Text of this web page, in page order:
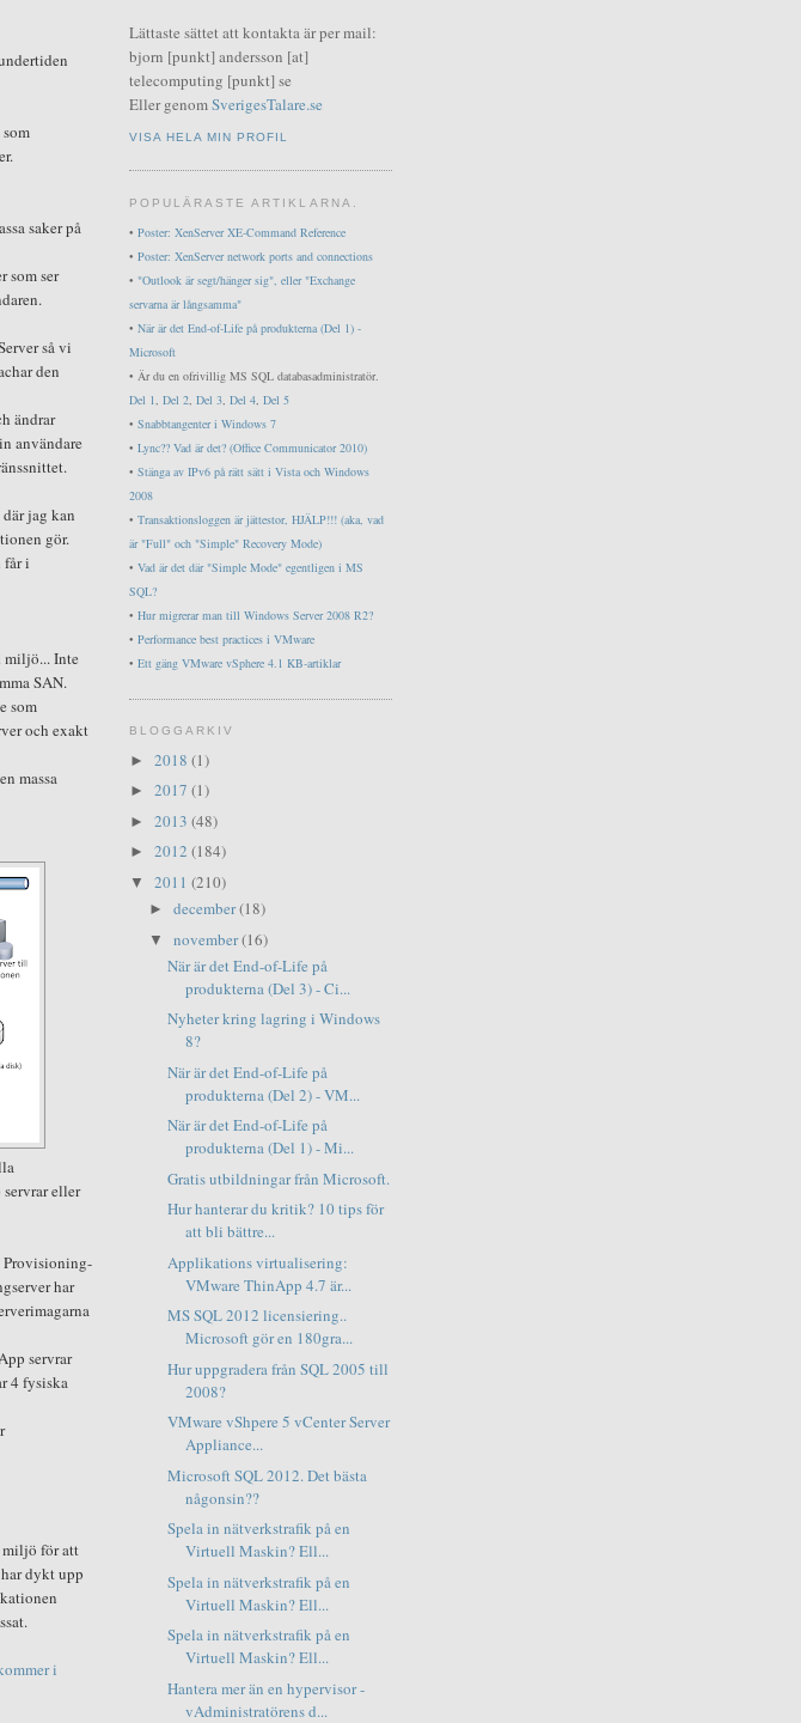
saker på
som ser
så vi
den
ändrar
användare
jag kan
gör.
får i
miljö... Inte
SAN.
som
och exakt
massa
eller
Provisioning-
har
servrar
4 fysiska
miljö för att
dykt upp
i
Lättaste sättet att kontakta är per mail:
bjorn [punkt] andersson [at]
telecomputing [punkt] se
Eller genomSverigesTalare.se
VISA HELA MIN PROFIL
POPULÄRASTE ARTIKLARNA.
• Poster: XenServer XE-Command Reference
• Poster: XenServer network ports and connections
• "Outlook är segt/hänger sig", eller "Exchange
servarna är långsamma"
• När är det End-of-Life på produkterna (Del 1) -
Microsoft
• Är du en ofrivillig MS SQL databasadministratör.
Del 1, Del 2, Del 3, Del 4, Del 5
• Snabbtangenter i Windows 7
• Lync?? Vad är det? (Office Communicator 2010)
• Stänga av IPv6 på rätt sätt i Vista och Windows
2008
• Transaktionsloggen är jättestor, HJÄLP!!! (aka, vad
är "Full" och "Simple" Recovery Mode)
• Vad är det där "Simple Mode" egentligen i MS
SQL?
• Hur migrerar man till Windows Server 2008 R2?
• Performance best practices i VMware
• Ett gäng VMware vSphere 4.1 KB-artiklar
BLOGGARKIV
► 2018 (1)
► 2017 (1)
► 2013 (48)
► 2012 (184)
▼ 2011 (210)
► december(18)
▼ november(16)
När är det End-of-Life på
produkterna (Del 3) - Ci...
Nyheter kring lagring i Windows
8?
När är det End-of-Life på
produkterna (Del 2) - VM...
När är det End-of-Life på
produkterna (Del 1) - Mi...
Gratis utbildningar från Microsoft.
Hur hanterar du kritik? 10 tips för
att bli bättre...
Applikations virtualisering:
VMware ThinApp 4.7 är...
MS SQL 2012 licensiering..
Microsoft gör en 180gra...
Hur uppgradera från SQL 2005 till
2008?
VMware vShpere 5 vCenter Server
Appliance...
Microsoft SQL 2012. Det bästa
någonsin??
Spela in nätverkstrafik på en
Virtuell Maskin? Ell...
Spela in nätverkstrafik på en
Virtuell Maskin? Ell...
Spela in nätverkstrafik på en
Virtuell Maskin? Ell...
Hantera mer än en hypervisor -
vAdministratörens d...